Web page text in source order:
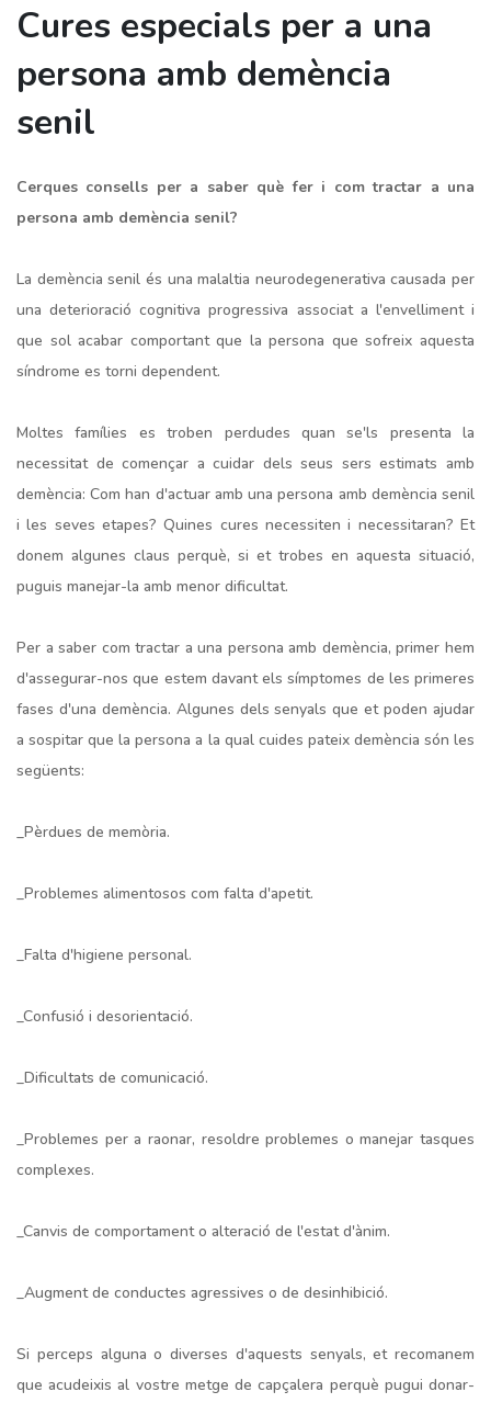
Cures especials per a una
persona amb demència
senil
Cerques consells per a saber què fer i com tractar a una
persona amb demència senil?
La demència senil és una malaltia neurodegenerativa causada per
una deterioració cognitiva progressiva associat a l'envelliment i
que sol acabar comportant que la persona que sofreix aquesta
síndrome es torni dependent.
Moltes famílies es troben perdudes quan se'ls presenta la
necessitat de començar a cuidar dels seus sers estimats amb
demència: Com han d'actuar amb una persona amb demència senil
i les seves etapes? Quines cures necessiten i necessitaran? Et
donem algunes claus perquè, si et trobes en aquesta situació,
puguis manejar-la amb menor dificultat.
Per a saber com tractar a una persona amb demència, primer hem
d'assegurar-nos que estem davant els símptomes de les primeres
fases d'una demència. Algunes dels senyals que et poden ajudar
a sospitar que la persona a la qual cuides pateix demència són les
següents:
_Pèrdues de memòria.
_Problemes alimentosos com falta d'apetit.
_Falta d'higiene personal.
_Confusió i desorientació.
_Dificultats de comunicació.
_Problemes per a raonar, resoldre problemes o manejar tasques
complexes.
_Canvis de comportament o alteració de l'estat d'ànim.
_Augment de conductes agressives o de desinhibició.
Si perceps alguna o diverses d'aquests senyals, et recomanem
que acudeixis al vostre metge de capçalera perquè pugui donar-